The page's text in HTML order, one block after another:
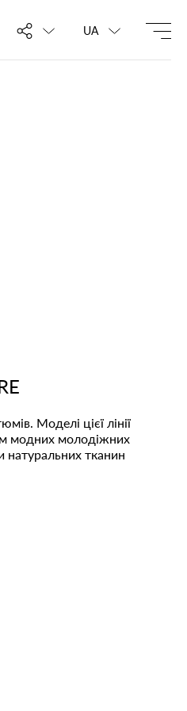
UA
Моделі цієї лінії
модних молодіжних
натуральних тканин